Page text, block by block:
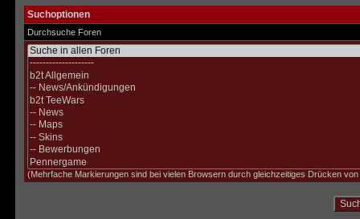
Suchoptionen
Durchsuche Foren
(Mehrfache Markierungen sind bei vielen Browsern durch gleichzeitiges Drücken